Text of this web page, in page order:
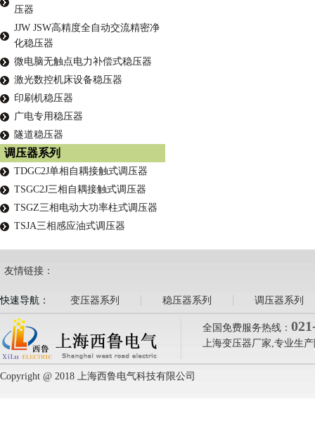
压器
JJW JSW高精度全自动交流精密净
化稳压器
微电脑无触点电力补偿式稳压器
激光数控机床设备稳压器
印刷机稳压器
广电专用稳压器
隧道稳压器
调压器系列
TDGC2J单相自耦接触式调压器
TSGC2J三相自耦接触式调压器
TSGZ三相电动大功率柱式调压器
TSJA三相感应油式调压器
友情链接：
快速导航： 变压器系列 稳压器系列 调压器系列
全国免费服务热线：
上海变压器厂家,专业生
Copyright @ 2018 上海西鲁电气科技有限公司